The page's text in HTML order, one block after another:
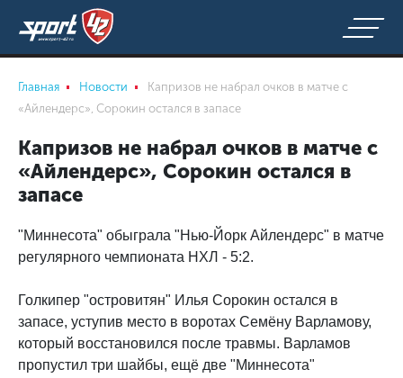
Главная Новости
Капризов не набрал очков в матче с
«Айлендерс», Сорокин остался в запасе
Капризов не набрал очков в матче с
«Айлендерс», Сорокин остался в
запасе
"Миннесота" обыграла "Нью-Йорк Айлендерс" в матче
регулярного чемпионата НХЛ - 5:2.
Голкипер "островитян" Илья Сорокин остался в
запасе, уступив место в воротах Семёну Варламову,
который восстановился после травмы. Варламов
пропустил три шайбы, ещё две "Миннесота"